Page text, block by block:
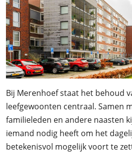
Bij Merenhoef staat het behoud
leefgewoonten centraal. Samen
familieleden en andere naasten
iemand nodig heeft om het
betekenisvol mogelijk voort te